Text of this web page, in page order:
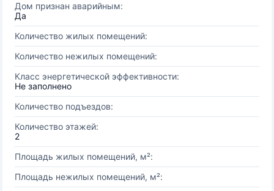
Дом признан аварийным:
Да
Количество жилых помещений:
Количество нежилых помещений:
Класс энергетической эффективности:
Не заполнено
Количество подъездов:
Количество этажей:
2
Площадь жилых помещений, м²:
Площадь нежилых помещений, м²: